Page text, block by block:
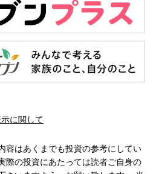
に関して
容はあくまでも投資の参考にしてい
際の投資にあたっては読者ご自身の